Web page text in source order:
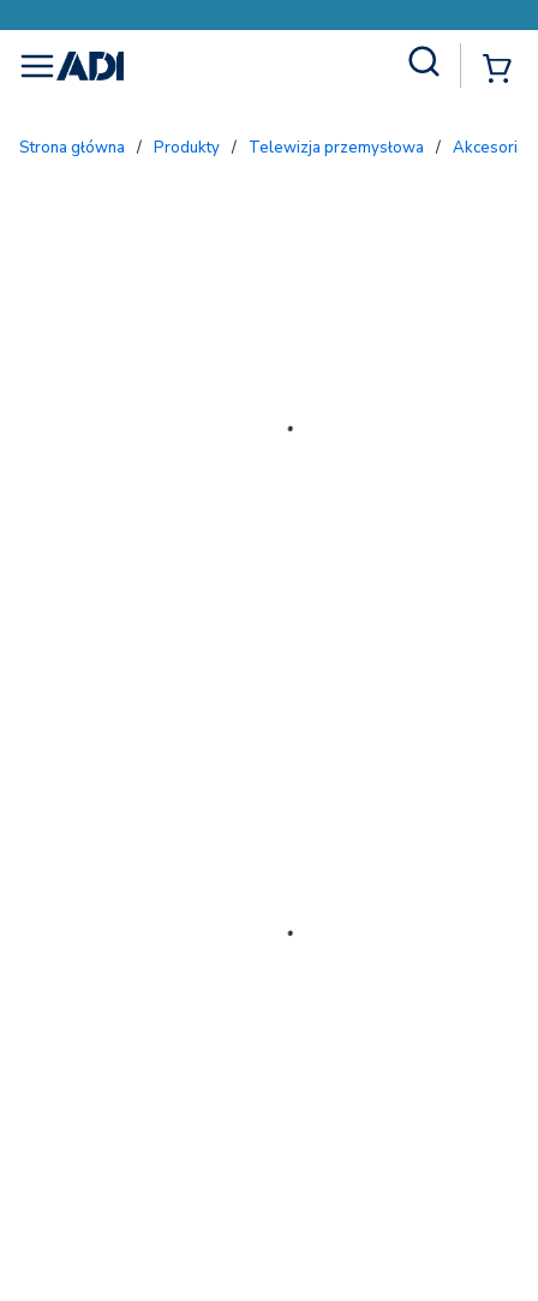
menu
Strona główna / Produkty / Telewizja przemysłowa / Akcesoria